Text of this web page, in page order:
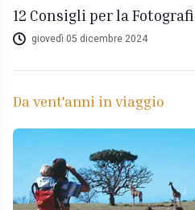
12 Consigli per la
giovedì 05 dicembre 2024
Da vent'anni in viaggio